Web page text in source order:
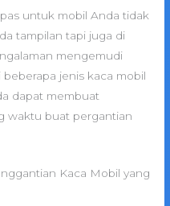
untuk mobil Anda tidak
tampilan tapi juga di
mengemudi
jenis kaca mobil
dapat membuat
waktu buat pergantian
Kaca Mobil yang